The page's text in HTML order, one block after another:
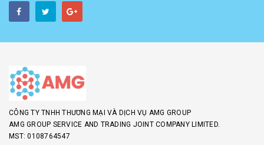
CÔNG TY TNHH THƯƠNG MẠI VÀ DỊCH VỤ AMG GROUP
AMG GROUP SERVICE AND TRADING JOINT COMPANY LIMITED.
MST: 0108764547